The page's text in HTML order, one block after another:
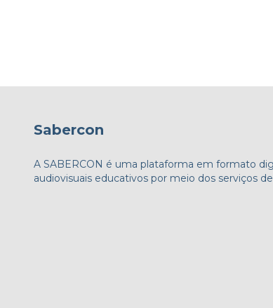
Sabercon
A SABERCON é uma plataforma em formato
audiovisuais educativos por meio dos serviços